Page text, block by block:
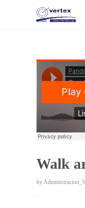
Walk
by
.